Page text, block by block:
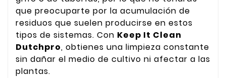
que preocuparte por la acumulación de
residuos que suelen producirse en estos
tipos de sistemas. Con Keep It Clean
Dutchpro, obtienes una limpieza constante
sin dañar el medio de cultivo ni afectar a las
plantas.